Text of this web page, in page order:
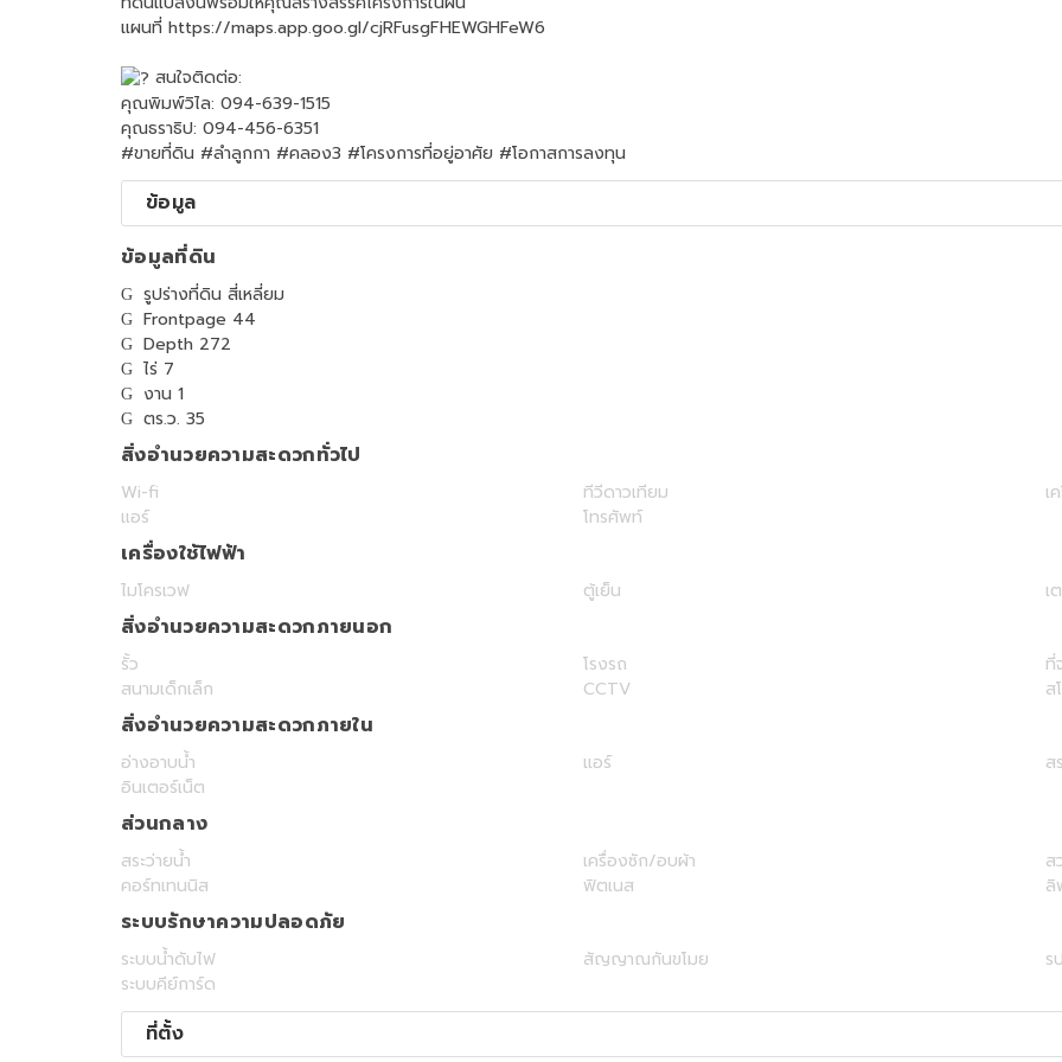
แผนที่ https://maps.app.goo.gl/cjRFusgFHEWGHFeW6
สนใจติดต่อ:
คุณพิมพ์วิไล: 094-639-1515
คุณธราธิป: 094-456-6351
#ขายที่ดิน #ลำลูกกา #คลอง3 #โครงการที่อยู่อาศัย #โอกาสการลงทุน
ข้อมูล
ข้อมูลที่ดิน
รูปร่างที่ดิน สี่เหลี่ยม
Frontpage 44
Depth 272
ไร่ 7
งาน 1
ตร.ว. 35
สิ่งอำนวยความสะดวกทั่วไป
Wi-fi ทีวีดาวเทียม
เ
แอร์
โทรศัพท์
เครื่องใช้ไฟฟ้า
ไมโครเวฟ ตู้เย็น เ
สิ่งอำนวยความสะดวกภายนอก
รั้ว โรงรถ
ที่
สนามเด็กเล็ก
CCTV ส
สิ่งอำนวยความสะดวกภายใน
อ่างอาบน้ำ แอร์
ส
อินเตอร์เน็ต
ส่วนกลาง
สระว่ายน้ำ เครื่องซัก/อบผ้า
ส
คอร์ทเทนนิส
ฟิตเนส ลิ
ระบบรักษาความปลอดภัย
ระบบน้ำดับไฟ สัญญาณกันขโมย
ร
ระบบคีย์การ์ด
ที่ตั้ง